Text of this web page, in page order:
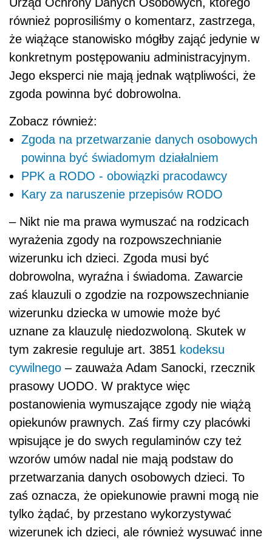
również poprosiliśmy o komentarz, zastrzega,
że wiążące stanowisko mógłby zająć jedynie w
konkretnym postępowaniu administracyjnym.
Jego eksperci nie mają jednak wątpliwości, że
zgoda powinna być dobrowolna.
Zobacz również:
Zgoda na przetwarzanie danych osobowych
powinna być świadomym działalniem
PPK a RODO - obowiązki pracodawcy
Kary za naruszenie przepisów RODO
– Nikt nie ma prawa wymuszać na rodzicach
wyrażenia zgody na rozpowszechnianie
wizerunku ich dzieci. Zgoda musi być
dobrowolna, wyraźna i świadoma. Zawarcie
zaś klauzuli o zgodzie na rozpowszechnianie
wizerunku dziecka w umowie może być
uznane za klauzulę niedozwoloną. Skutek w
tym zakresie reguluje art. 3851 kodeksu
cywilnego – zauważa Adam Sanocki, rzecznik
prasowy UODO. W praktyce więc
postanowienia wymuszające zgody nie wiążą
opiekunów prawnych. Zaś firmy czy placówki
wpisujące je do swych regulaminów czy też
wzorów umów nadal nie mają podstaw do
przetwarzania danych osobowych dzieci. To
zaś oznacza, że opiekunowie prawni mogą nie
tylko żądać, by przestano wykorzystywać
wizerunek ich dzieci, ale również wysuwać inne